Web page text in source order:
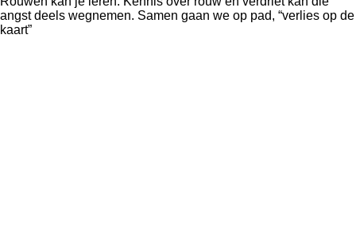
angst deels wegnemen. Samen gaan we op pad, “verlies op de
kaart”